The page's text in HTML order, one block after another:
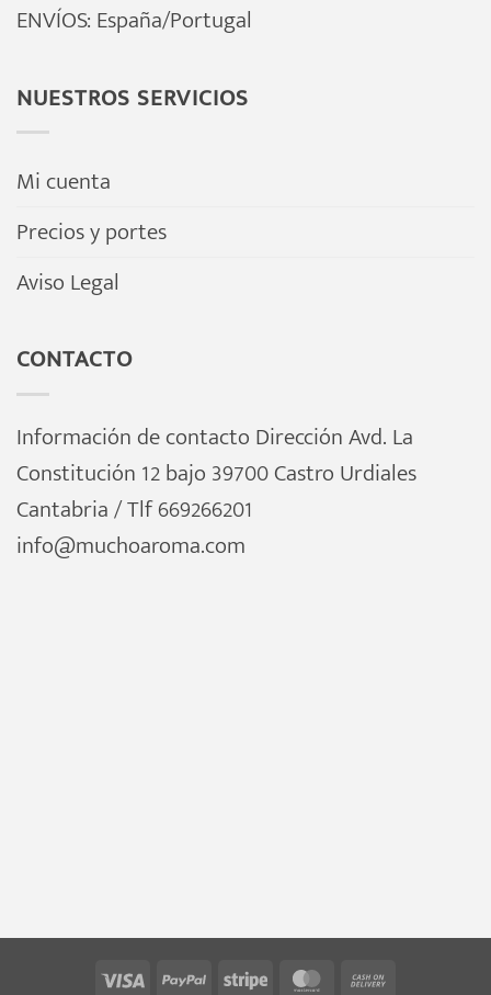
ENVÍOS: España/Portugal
NUESTROS SERVICIOS
Mi cuenta
Precios y portes
Aviso Legal
CONTACTO
Información de contacto Dirección Avd. La
Constitución 12 bajo 39700 Castro Urdiales
Cantabria / Tlf 669266201
info@muchoaroma.com
Visa PayPalStripe MasterCard